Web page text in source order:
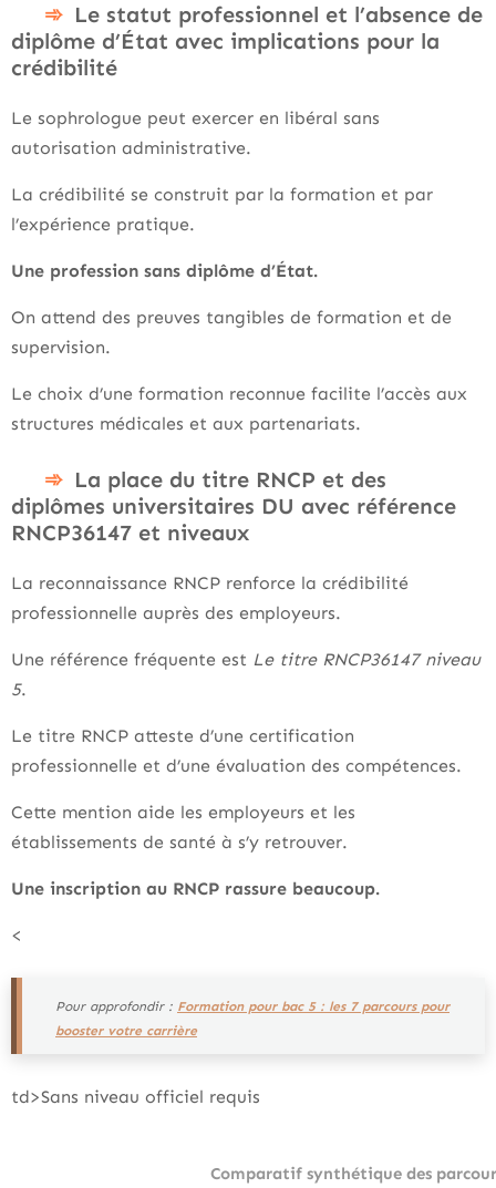
Le statut professionnel et l’absence de
diplôme d’État avec implications pour la
crédibilité
Le sophrologue peut exercer en libéral sans
autorisation administrative.
La crédibilité se construit par la formation et par
l’expérience pratique.
Une profession sans diplôme d’État.
On attend des preuves tangibles de formation et de
supervision.
Le choix d’une formation reconnue facilite l’accès aux
structures médicales et aux partenariats.
La place du titre RNCP et des
diplômes universitaires DU avec référence
RNCP36147 et niveaux
La reconnaissance RNCP renforce la crédibilité
professionnelle auprès des employeurs.
Une référence fréquente est Le titre RNCP36147 niveau
5.
Le titre RNCP atteste d’une certification
professionnelle et d’une évaluation des compétences.
Cette mention aide les employeurs et les
établissements de santé à s’y retrouver.
Une inscription au RNCP rassure beaucoup.
<
Pour approfondir : Formation pour bac 5 : les 7 parcours pour
booster votre carrière
td>Sans niveau officiel requis
Comparatif synthétique des